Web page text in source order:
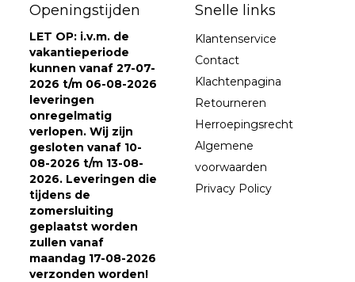
Openingstijden
LET OP: i.v.m. de
vakantieperiode
kunnen vanaf 27-07-
2026 t/m 06-08-2026
leveringen
onregelmatig
verlopen. Wij zijn
gesloten vanaf 10-
08-2026 t/m 13-08-
2026. Leveringen die
tijdens de
zomersluiting
geplaatst worden
zullen vanaf
maandag 17-08-2026
verzonden worden!
Snelle links
Klantenservice
Contact
Klachtenpagina
Retourneren
Herroepingsrecht
Algemene
voorwaarden
Privacy Policy